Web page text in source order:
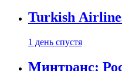
Turkish
1 день спустя
Минтранс: